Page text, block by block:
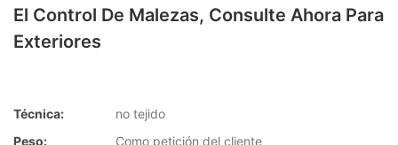
El Control De Malezas, Consulte Ahora Para
Exteriores
Técnica:
no tejido
Peso:
Como petición del cliente